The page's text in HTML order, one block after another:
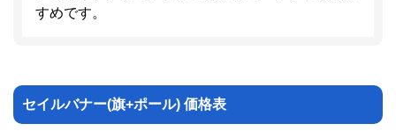
すめです。
セイルバナー(旗+ポール) 価格表